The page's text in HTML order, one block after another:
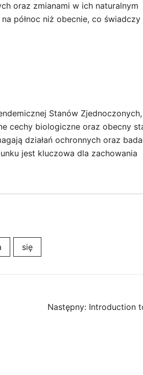
oraz zmianami w ich naturalnym
północ niż obecnie, co
Stanów Zjednoczonych,
cechy biologiczne oraz obecny
działań ochronnych oraz
jest kluczowa dla zachowania
się
Następny: Introduction